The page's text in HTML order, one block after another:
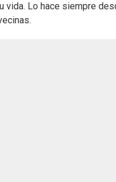
vida. Lo hace siempre